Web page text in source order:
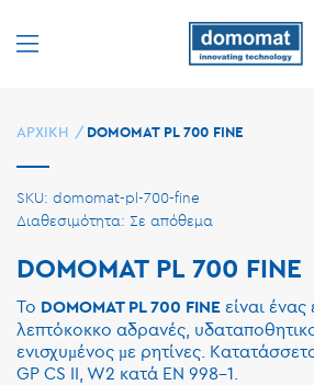
ΑΡΧΙΚΉ DOMOMAT PL 700 FINE
SKU domomat-pl-700-fine
Σε απόθεμα
DOMOMAT PL 700 FINE
Το DOMOMAT PL 700 FINE είναι
λεπτόκοκκο αδρανές,
ενισχυµένος µε ρητίνες.
GP CS II, W2 κατά ΕΝ 998-1.